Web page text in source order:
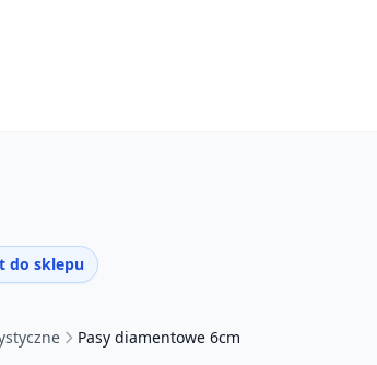
do sklepu
Pasy diamentowe 6cm